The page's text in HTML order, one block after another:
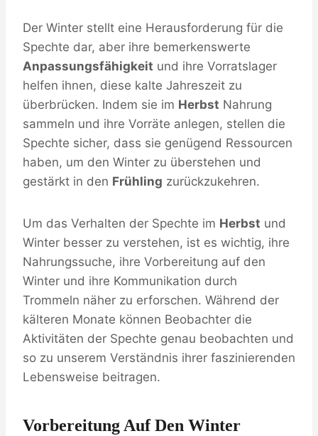
Der Winter stellt eine Herausforderung für die
Spechte dar, aber ihre bemerkenswerte
Anpassungsfähigkeit und ihre Vorratslager
helfen ihnen, diese kalte Jahreszeit zu
überbrücken. Indem sie im Herbst Nahrung
sammeln und ihre Vorräte anlegen, stellen die
Spechte sicher, dass sie genügend Ressourcen
haben, um den Winter zu überstehen und
gestärkt in den Frühling zurückzukehren.
Um das Verhalten der Spechte im Herbst und
Winter besser zu verstehen, ist es wichtig, ihre
Nahrungssuche, ihre Vorbereitung auf den
Winter und ihre Kommunikation durch
Trommeln näher zu erforschen. Während der
kälteren Monate können Beobachter die
Aktivitäten der Spechte genau beobachten und
so zu unserem Verständnis ihrer faszinierenden
Lebensweise beitragen.
Vorbereitung Auf Den Winter